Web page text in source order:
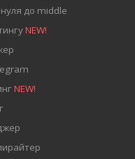
до middle
NEW!
NEW!